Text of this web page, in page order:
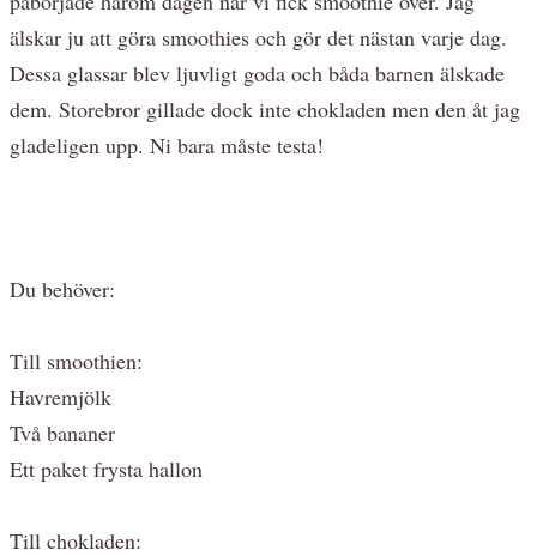
älskar ju att göra smoothies och gör det nästan varje dag.
Dessa glassar blev ljuvligt goda och båda barnen älskade
dem. Storebror gillade dock inte chokladen men den åt jag
gladeligen upp. Ni bara måste testa!
Du behöver:
Till smoothien:
Havremjölk
Två bananer
Ett paket frysta hallon
Till chokladen: